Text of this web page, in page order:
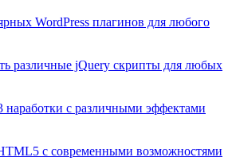
WordPress плагинов для любого
различные jQuery скрипты для любых
наработки с различными эффектами
с современными возможностями